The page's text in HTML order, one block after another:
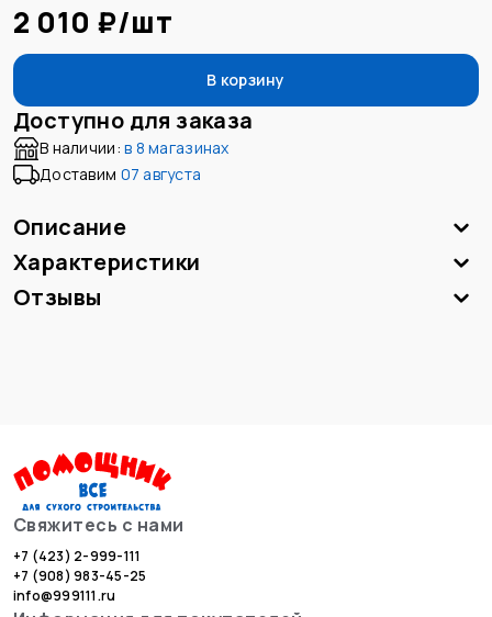
2 010 ₽/шт
В корзину
Доступно для заказа
В наличии: в 8 магазинах
Доставим 07 августа
Описание
Характеристики
Отзывы
Свяжитесь с нами
+7 (423) 2-999-111
+7 (908) 983-45-25
info@999111.ru